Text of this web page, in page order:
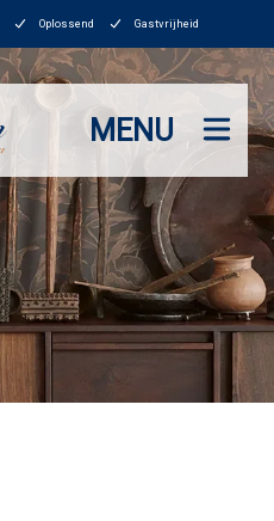
Oplossend Gastvrijheid
MENU